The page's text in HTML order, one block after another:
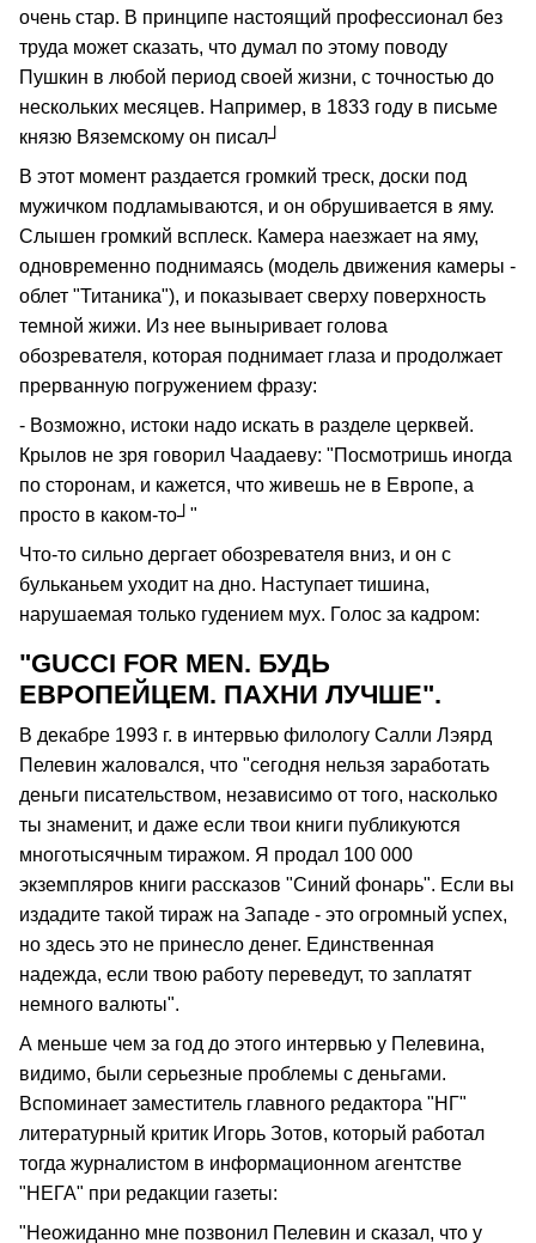
очень стар. В принципе настоящий профессионал без
труда может сказать, что думал по этому поводу
Пушкин в любой период своей жизни, с точностью до
нескольких месяцев. Например, в 1833 году в письме
князю Вяземскому он писал┘
В этот момент раздается громкий треск, доски под
мужичком подламываются, и он обрушивается в яму.
Слышен громкий всплеск. Камера наезжает на яму,
одновременно поднимаясь (модель движения камеры -
облет "Титаника"), и показывает сверху поверхность
темной жижи. Из нее выныривает голова
обозревателя, которая поднимает глаза и продолжает
прерванную погружением фразу:
- Возможно, истоки надо искать в разделе церквей.
Крылов не зря говорил Чаадаеву: "Посмотришь иногда
по сторонам, и кажется, что живешь не в Европе, а
просто в каком-то┘"
Что-то сильно дергает обозревателя вниз, и он с
бульканьем уходит на дно. Наступает тишина,
нарушаемая только гудением мух. Голос за кадром:
"GUCCI FOR MEN. БУДЬ
ЕВРОПЕЙЦЕМ. ПАХНИ ЛУЧШЕ".
В декабре 1993 г. в интервью филологу Салли Лэярд
Пелевин жаловался, что "сегодня нельзя заработать
деньги писательством, независимо от того, насколько
ты знаменит, и даже если твои книги публикуются
многотысячным тиражом. Я продал 100 000
экземпляров книги рассказов "Синий фонарь". Если вы
издадите такой тираж на Западе - это огромный успех,
но здесь это не принесло денег. Единственная
надежда, если твою работу переведут, то заплатят
немного валюты".
А меньше чем за год до этого интервью у Пелевина,
видимо, были серьезные проблемы с деньгами.
Вспоминает заместитель главного редактора "НГ"
литературный критик Игорь Зотов, который работал
тогда журналистом в информационном агентстве
"НЕГА" при редакции газеты:
"Неожиданно мне позвонил Пелевин и сказал, что у